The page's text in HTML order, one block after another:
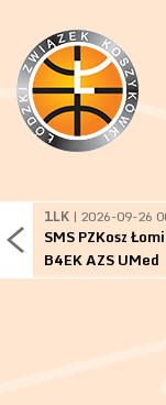
1LK | 2026-09-26
SMS PZKosz
B4EK AZS UMed